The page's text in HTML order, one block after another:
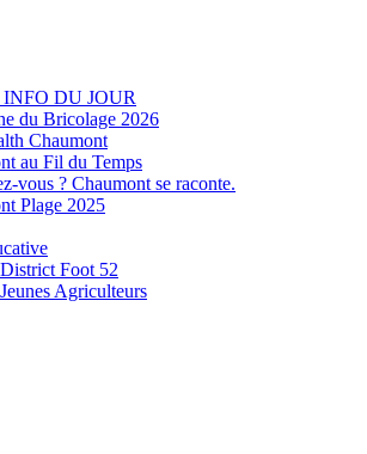
DU JOUR
du Bricolage 2026
Chaumont
au Fil du Temps
vous ? Chaumont se raconte.
Plage 2025
Foot 52
Agriculteurs